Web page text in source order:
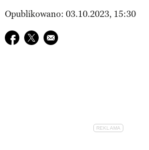
Opublikowano: 03.10.2023, 15:30
Udostępnij na facebook
Udostępnij na twitter
E-mail do przyjaciela